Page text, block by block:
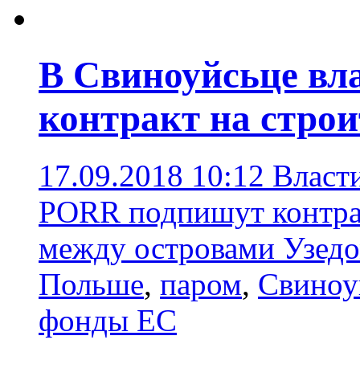
В Свиноуйсьце
контракт на
17.09.2018 10:12
PORR подпишут
между островами
Польше, паром,
фонды ЕС